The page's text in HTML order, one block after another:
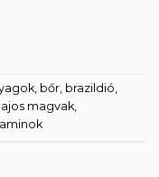
, bőr, brazildió,
magvak,